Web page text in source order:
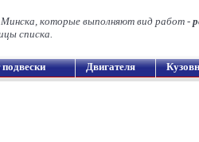
Минска, которые выполняют вид работ -
списка.
Двигателя